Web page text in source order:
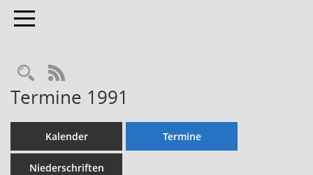
Toggle navigation
Rechercheauswahl
RSS-Feed
Termine 1991
Kalender Termine
Niederschriften